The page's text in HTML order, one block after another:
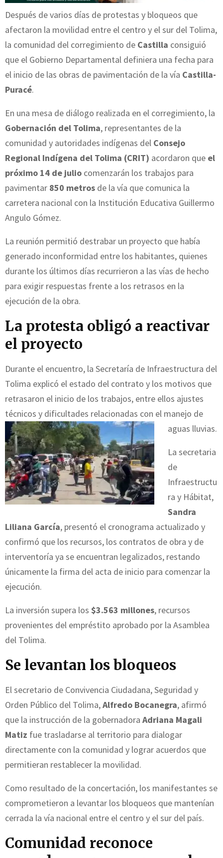
Después de varios días de protestas y bloqueos que
afectaron la movilidad entre el centro y el sur del Tolima,
la comunidad del corregimiento de Castilla consiguió
que el Gobierno Departamental definiera una fecha para
el inicio de las obras de pavimentación de la vía Castilla-
Puracé.
En una mesa de diálogo realizada en el corregimiento, la
Gobernación del Tolima, representantes de la
comunidad y autoridades indígenas del Consejo
Regional Indígena del Tolima (CRIT) acordaron que el
próximo 14 de julio comenzarán los trabajos para
pavimentar 850 metros de la vía que comunica la
carretera nacional con la Institución Educativa Guillermo
Angulo Gómez.
La reunión permitió destrabar un proyecto que había
generado inconformidad entre los habitantes, quienes
durante los últimos días recurrieron a las vías de hecho
para exigir respuestas frente a los retrasos en la
ejecución de la obra.
La protesta obligó a reactivar
el proyecto
Durante el encuentro, la Secretaría de Infraestructura del
Tolima explicó el estado del contrato y los motivos que
retrasaron el inicio de los trabajos, entre ellos ajustes
técnicos y dificultades relacionadas con el manejo de
aguas lluvias.
La secretaria
de
Infraestructu
ra y Hábitat,
Sandra
Liliana García, presentó el cronograma actualizado y
confirmó que los recursos, los contratos de obra y de
interventoría ya se encuentran legalizados, restando
únicamente la firma del acta de inicio para comenzar la
ejecución.
La inversión supera los $3.563 millones, recursos
provenientes del empréstito aprobado por la Asamblea
del Tolima.
Se levantan los bloqueos
El secretario de Convivencia Ciudadana, Seguridad y
Orden Público del Tolima,Alfredo Bocanegra, afirmó
que la instrucción de la gobernadora Adriana Magali
Matiz fue trasladarse al territorio para dialogar
directamente con la comunidad y lograr acuerdos que
permitieran restablecer la movilidad.
Como resultado de la concertación, los manifestantes se
comprometieron a levantar los bloqueos que mantenían
cerrada la vía nacional entre el centro y el sur del país.
Comunidad reconoce